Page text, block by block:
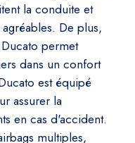
la conduite et
De plus,
permet
dans un confort
est équipé
assurer la
en cas d'accident.
multiples,